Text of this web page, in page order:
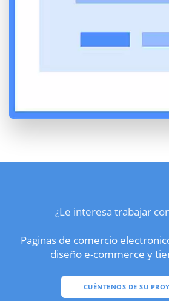
¿Le interesa trabajar
Paginas de comercio
diseño e-commerce y
CUÉNTENOS DE SU